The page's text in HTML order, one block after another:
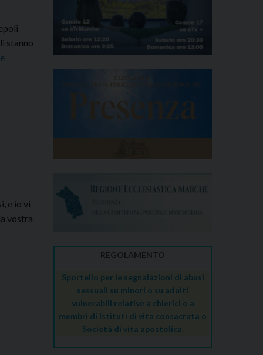
stanno
e io vi
vostra
REGOLAMENTO
Sportello per le segnalazioni di abusi
sessuali su minori o su adulti
vulnerabili relative a chierici o a
membri di Istituti di vita consacrata o
Società di vita apostolica.